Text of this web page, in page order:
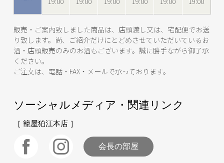
ソーシャルメディア・関連リンク
［ 籠屋狛江本店 ］
会長の部屋
販売・ご案内致しました商品は、店頭渡し又は、宅配便でお送
り致します。尚、ご紹介だけにとどめさせていただいているお
酒・店頭販売のみのお酒もございます。誠に勝手ながら御了承
ください。
ご注文は、電話・FAX・メールで承っております。